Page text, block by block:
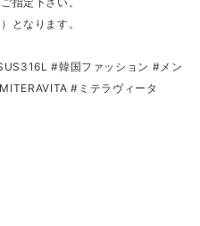
となります。
#韓国ファッション #メン
#ミテラヴィータ